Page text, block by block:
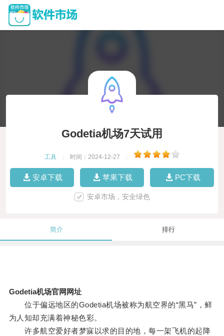
Godetia机场7天试用
工具 时间：2024-12-27
安卓下载 苹果下载 PC下载
安卓市场，安全绿色
简介 排行
Godetia机场官网网址
位于偏远地区的Godetia机场被称为航空界的“黑马”，鲜
为人知却充满着神秘色彩。
许多航空爱好者梦寐以求的目的地，每一架飞机的起降